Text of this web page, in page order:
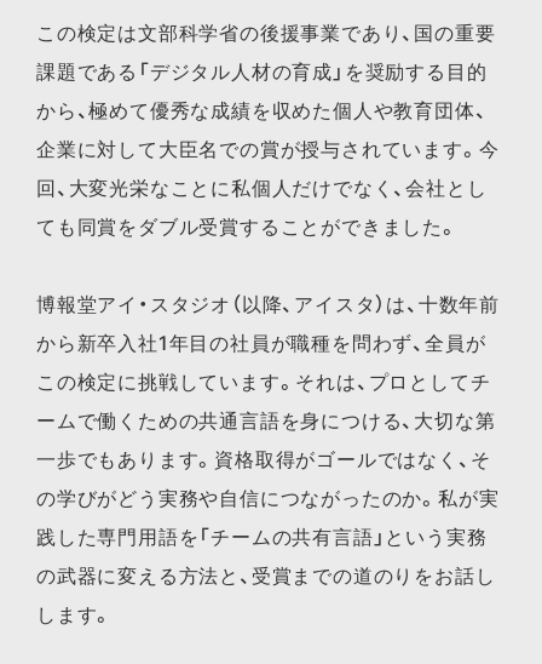
この検定は文部科学省の後援事業であり、国の重要
課題である「デジタル人材の育成」を奨励する目的
から、極めて優秀な成績を収めた個人や教育団体、
企業に対して大臣名での賞が授与されています。今
回、大変光栄なことに私個人だけでなく、会社とし
ても同賞をダブル受賞することができました。
博報堂アイ・スタジオ（以降、アイスタ）は、十数年前
から新卒入社1年目の社員が職種を問わず、全員が
この検定に挑戦しています。それは、プロとしてチ
ームで働くための共通言語を身につける、大切な第
一歩でもあります。資格取得がゴールではなく、そ
の学びがどう実務や自信につながったのか。私が実
践した専門用語を「チームの共有言語」という実務
の武器に変える方法と、受賞までの道のりをお話し
します。